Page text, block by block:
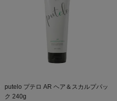
putelo プテロ AR ヘア＆スカルプパッ
ク 240g